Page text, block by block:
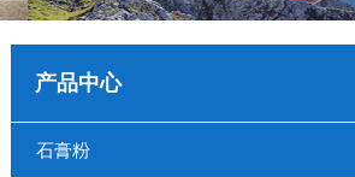
产品中心
石膏粉